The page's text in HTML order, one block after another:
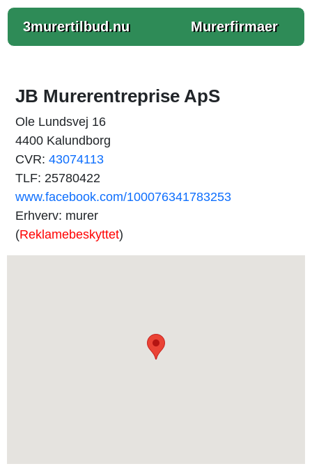
3murertilbud.nu Murerfirmaer
JB Murerentreprise ApS
Ole Lundsvej 16
4400 Kalundborg
CVR: 43074113
TLF: 25780422
www.facebook.com/100076341783253
Erhverv: murer
(Reklamebeskyttet)